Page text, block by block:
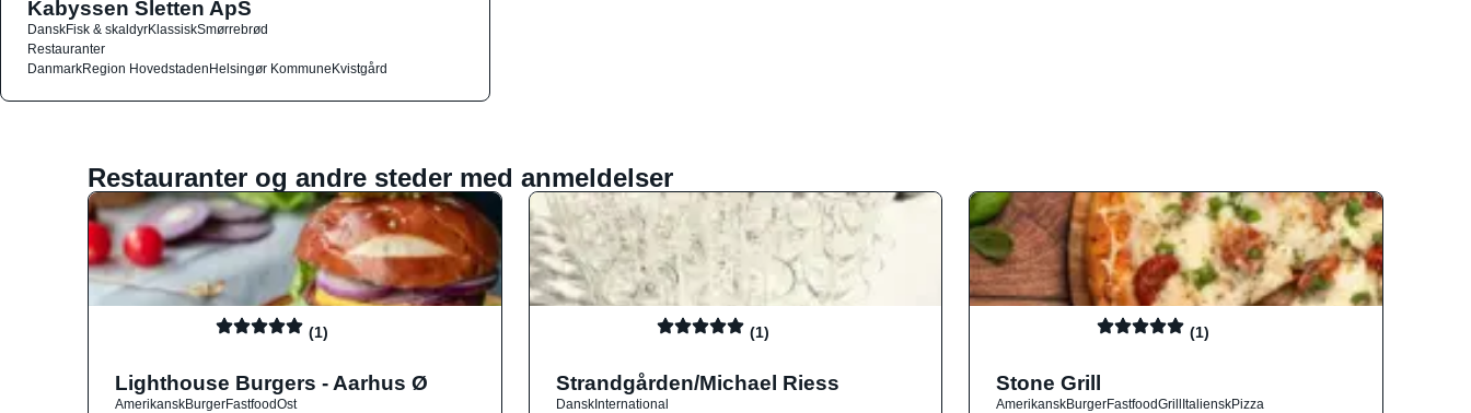
Kabyssen Sletten ApS
DanskFisk & skaldyrKlassiskSmørrebrød
Restauranter
DanmarkRegion HovedstadenHelsingør KommuneKvistgård
Restauranter og andre steder med anmeldelser
(1)
Lighthouse Burgers - Aarhus Ø
AmerikanskBurgerFastfoodOst
(1)
Strandgården/Michael Riess
DanskInternational
(1)
Stone Grill
AmerikanskBurgerFastfoodGrillItalienskPizza